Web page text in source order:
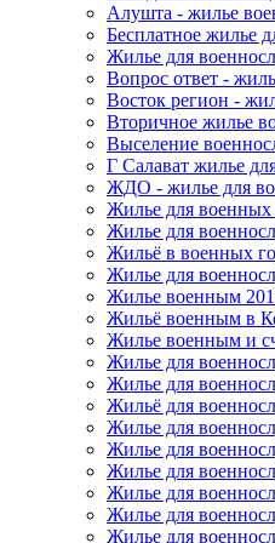
Алушта - жилье
Бесплатное жилье
Жилье для
Вопрос ответ -
Восток регион -
Вторичное жилье
Выселение
Г Салават жилье
ЖДО - жилье для
Жилье для военных
Жилье для
Жильё в военных
Жилье для
Жилье военным
Жильё военным в
Жилье военным и
Жилье для
Жилье для
Жильё для
Жилье для
Жилье для
Жилье для
Жилье для
Жилье для
Жилье для